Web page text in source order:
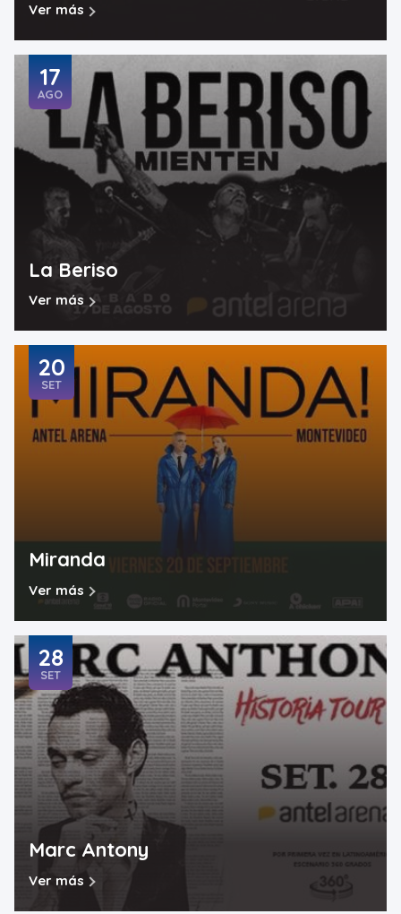
Ver más
La Beriso
Ver más
17
AGO
Miranda
Ver más
20
SET
Marc Antony
Ver más
28
SET